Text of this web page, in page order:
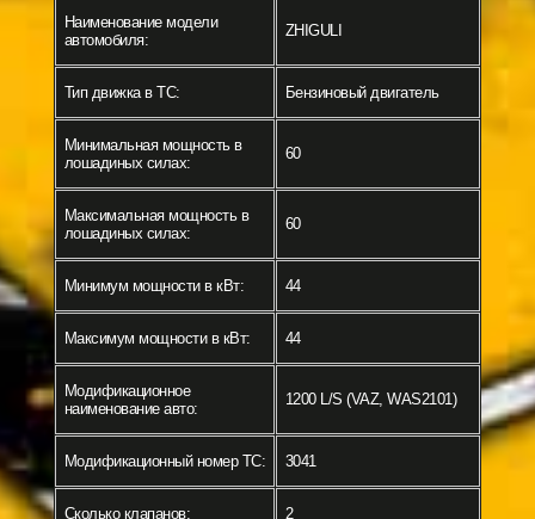
Наименование модели
автомобиля:
ZHIGULI
Тип движка в ТС: Бензиновый двигатель
Минимальная мощность в
лошадиных силах:
60
Максимальная мощность в
лошадиных силах:
60
Минимум мощности в кВт: 44
Максимум мощности в кВт: 44
Модификационное
наименование авто:
1200 L/S (VAZ, WAS2101)
Модификационный номер ТС: 3041
Сколько клапанов: 2